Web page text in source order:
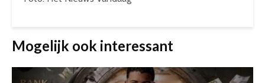
Mogelijk ook interessant